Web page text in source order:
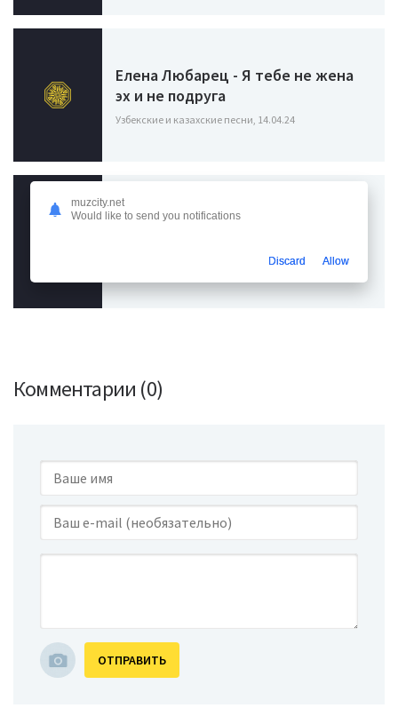
Елена Любарец - Я тебе не жена
эх и не подруга
Узбекские и казахские песни, 14.04.24
Узбекские и казахские песни, 16.04.24
Комментарии (0)
ОТПРАВИТЬ
muzcity.net
Would like to send you notifications
Discard Allow